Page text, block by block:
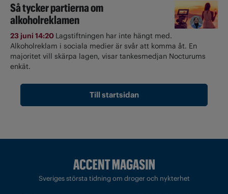
Så tycker partierna om
alkoholreklamen
23 juni 14:20 Lagstiftningen har inte hängt med.
Alkoholreklam i sociala medier är svår att komma åt. En
majoritet vill skärpa lagen, visar tankesmedjan Nocturums
enkät.
Till startsidan
Sveriges största tidning om droger och nykterhet